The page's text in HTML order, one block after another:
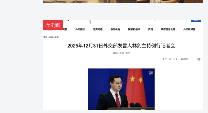
歴史戦